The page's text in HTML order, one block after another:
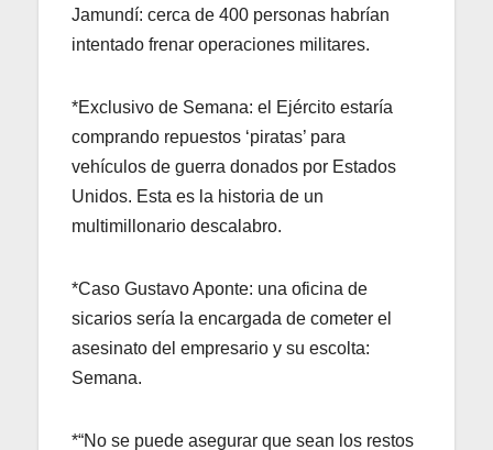
Jamundí: cerca de 400 personas habrían
intentado frenar operaciones militares.
*Exclusivo de Semana: el Ejército estaría
comprando repuestos ‘piratas’ para
vehículos de guerra donados por Estados
Unidos. Esta es la historia de un
multimillonario descalabro.
*Caso Gustavo Aponte: una oficina de
sicarios sería la encargada de cometer el
asesinato del empresario y su escolta:
Semana.
*“No se puede asegurar que sean los restos